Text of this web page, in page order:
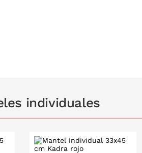
individuales